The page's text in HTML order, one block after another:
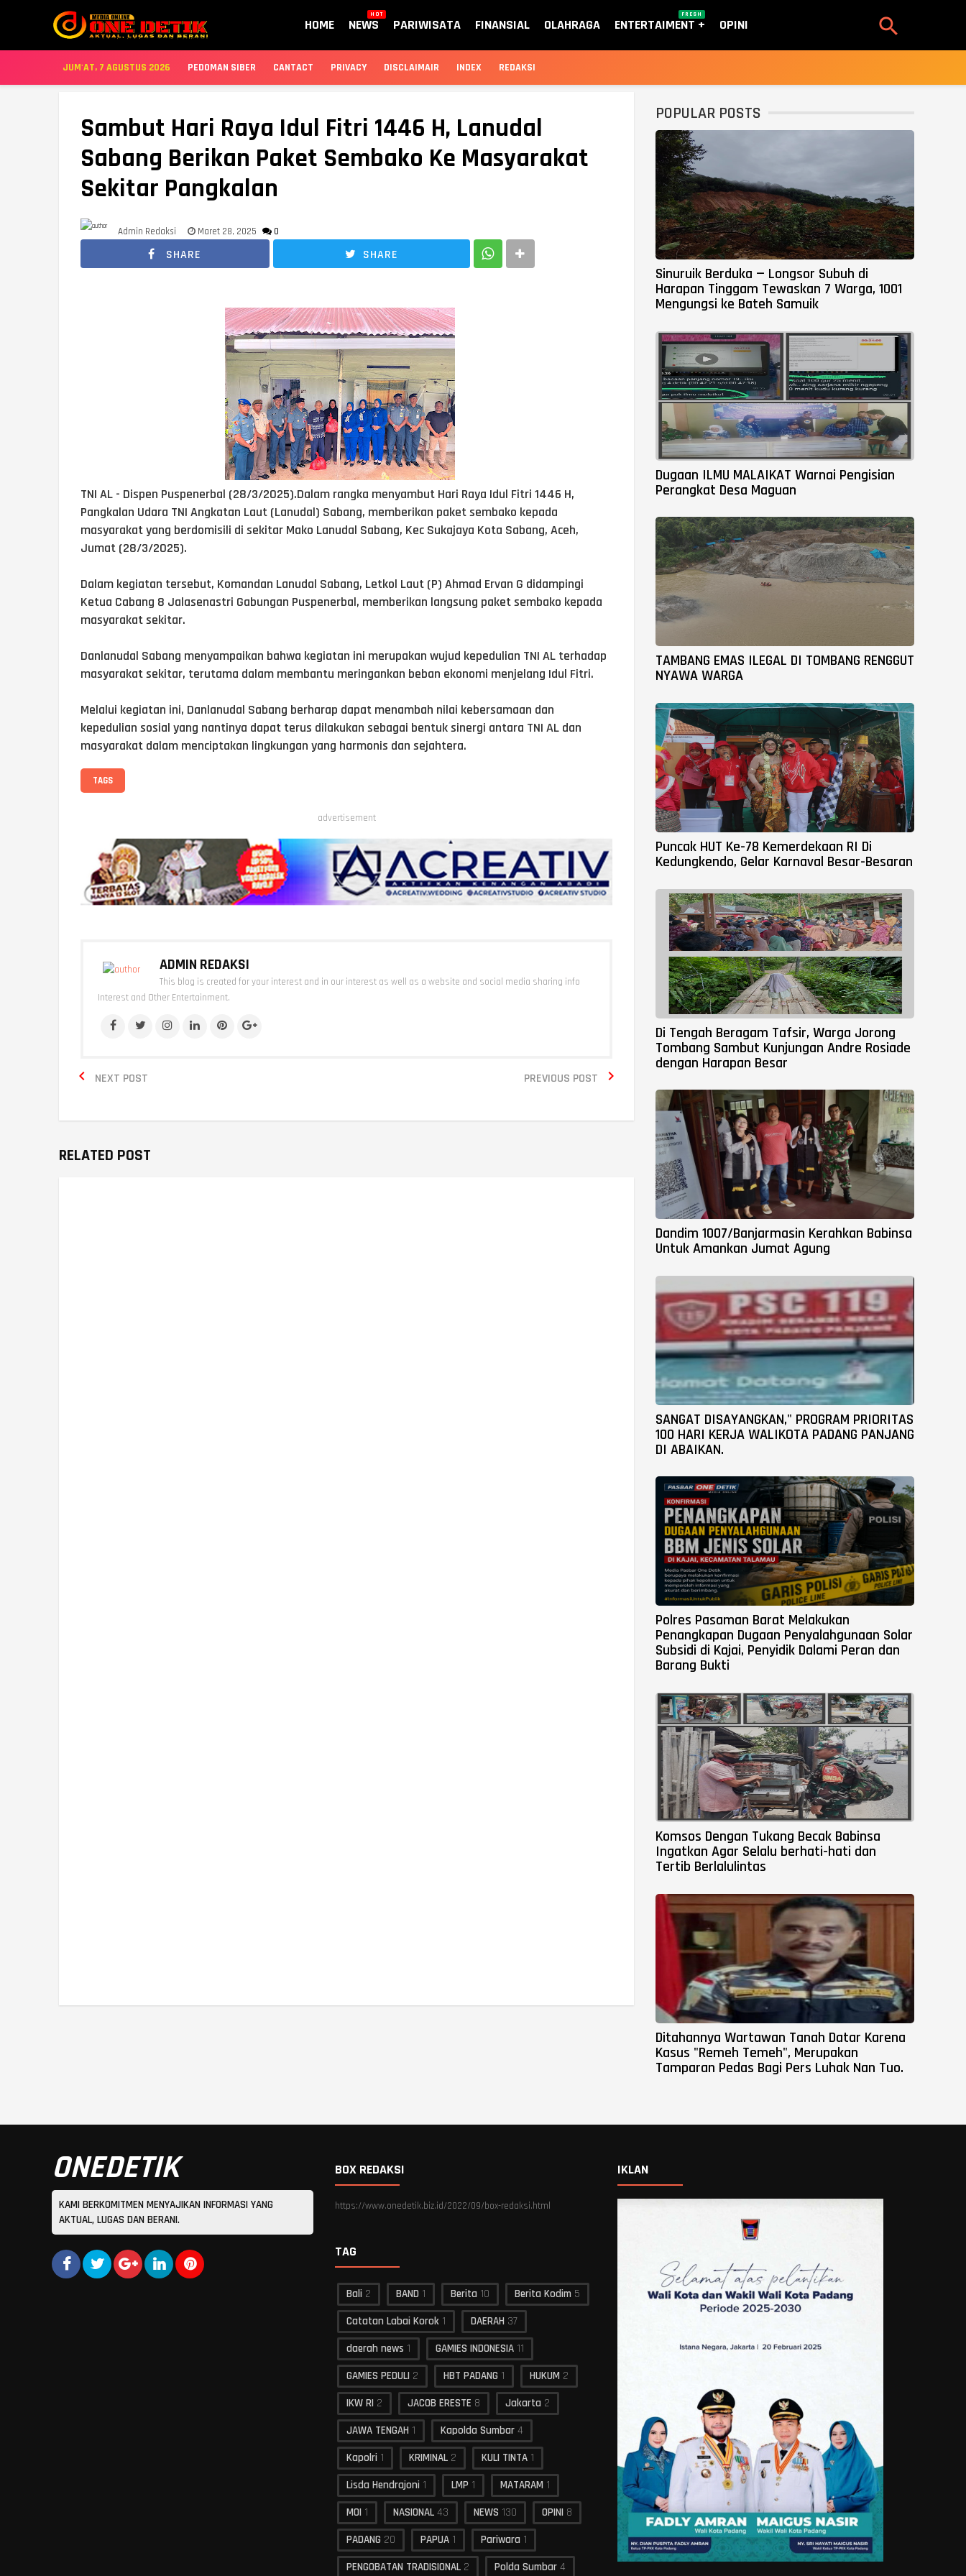
HOME NEWS
HOT
PARIWISATA FINANSIAL OLAHRAGA ENTERTAIMENT
FRESH
OPINI 
JUM'AT, 7 AGUSTUS 2026 PEDOMAN SIBER CANTACT PRIVACY DISCLAIMAIR INDEX REDAKSI
Sambut Hari Raya Idul Fitri 1446 H, Lanudal
Sabang Berikan Paket Sembako Ke Masyarakat
Sekitar Pangkalan
Admin Redaksi Maret 28, 2025 0
SHARE SHARE
TNI AL - Dispen Puspenerbal (28/3/2025).Dalam rangka menyambut Hari Raya Idul Fitri 1446 H,
Pangkalan Udara TNI Angkatan Laut (Lanudal) Sabang, memberikan paket sembako kepada
masyarakat yang berdomisili di sekitar Mako Lanudal Sabang, Kec Sukajaya Kota Sabang, Aceh,
Jumat (28/3/2025).
Dalam kegiatan tersebut, Komandan Lanudal Sabang, Letkol Laut (P) Ahmad Ervan G didampingi
Ketua Cabang 8 Jalasenastri Gabungan Puspenerbal, memberikan langsung paket sembako kepada
masyarakat sekitar.
Danlanudal Sabang menyampaikan bahwa kegiatan ini merupakan wujud kepedulian TNI AL terhadap
masyarakat sekitar, terutama dalam membantu meringankan beban ekonomi menjelang Idul Fitri.
Melalui kegiatan ini, Danlanudal Sabang berharap dapat menambah nilai kebersamaan dan
kepedulian sosial yang nantinya dapat terus dilakukan sebagai bentuk sinergi antara TNI AL dan
masyarakat dalam menciptakan lingkungan yang harmonis dan sejahtera.
TAGS
advertisement
ADMIN REDAKSI
This blog is created for your interest and in our interest as well as a website and social media sharing info
Interest and Other Entertainment.
NEXT POST
 PREVIOUS POST 
RELATED POST
POPULAR POSTS
Sinuruik Berduka — Longsor Subuh di
Harapan Tinggam Tewaskan 7 Warga, 1001
Mengungsi ke Bateh Samuik
Dugaan ILMU MALAIKAT Warnai Pengisian
Perangkat Desa Maguan
TAMBANG EMAS ILEGAL DI TOMBANG RENGGUT
NYAWA WARGA
Puncak HUT Ke-78 Kemerdekaan RI Di
Kedungkendo, Gelar Karnaval Besar-Besaran
Di Tengah Beragam Tafsir, Warga Jorong
Tombang Sambut Kunjungan Andre Rosiade
dengan Harapan Besar
Dandim 1007/Banjarmasin Kerahkan Babinsa
Untuk Amankan Jumat Agung
SANGAT DISAYANGKAN," PROGRAM PRIORITAS
100 HARI KERJA WALIKOTA PADANG PANJANG
DI ABAIKAN.
Polres Pasaman Barat Melakukan
Penangkapan Dugaan Penyalahgunaan Solar
Subsidi di Kajai, Penyidik Dalami Peran dan
Barang Bukti
Komsos Dengan Tukang Becak Babinsa
Ingatkan Agar Selalu berhati-hati dan
Tertib Berlalulintas
Ditahannya Wartawan Tanah Datar Karena
Kasus "Remeh Temeh", Merupakan
Tamparan Pedas Bagi Pers Luhak Nan Tuo.
ONEDETIK
KAMI BERKOMITMEN MENYAJIKAN INFORMASI YANG
AKTUAL, LUGAS DAN BERANI.
BOX REDAKSI
https://www.onedetik.biz.id/2022/09/box-redaksi.html
TAG
Bali 2 BAND 1 Berita 10 Berita Kodim 5
Catatan Labai Korok 1 DAERAH 37
daerah news 1 GAMIES INDONESIA 11
GAMIES PEDULI 2 HBT PADANG 1 HUKUM 2
IKW RI 2 JACOB ERESTE 8 Jakarta 2
JAWA TENGAH 1 Kapolda Sumbar 4
Kapolri 1 KRIMINAL 2 KULI TINTA 1
Lisda Hendrajoni 1 LMP 1 MATARAM 1
MOI 1 NASIONAL 43 NEWS 130 OPINI 8
PADANG 20 PAPUA 1 Pariwara 1
PENGOBATAN TRADISIONAL 2 Polda Sumbar 4
IKLAN